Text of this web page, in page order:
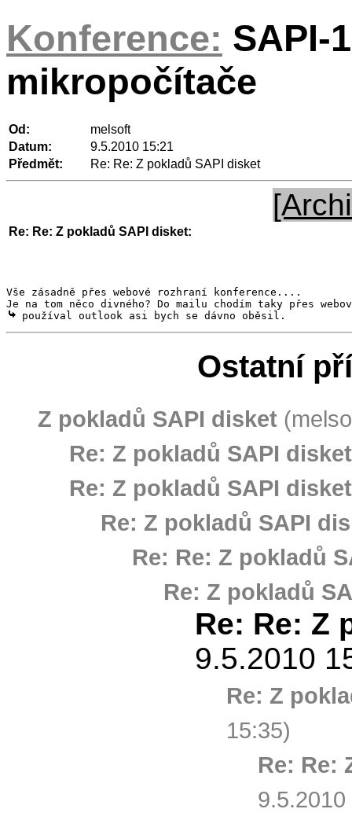
Konference: SAPI-
mikropočítače
Od:
melsoft
Datum:
9.5.2010 15:21
Předmět:
Re: Re: Z pokladů SAPI disket
Re: Re: Z pokladů SAPI disket:
Vše zásadně přes webové rozhraní konference....
používal outlook asi bych se dávno oběsil.
Ostatní
Z pokladů SAPI disket
Re: Z pokladů SAPI disket
Re: Z pokladů SAPI disket
Re: Z pokladů SAPI
Re: Re: Z pokladů
Re: Z pokladů
Re: Re: Z
9.5.2010
Re: Z
15:35)
Re: Re: